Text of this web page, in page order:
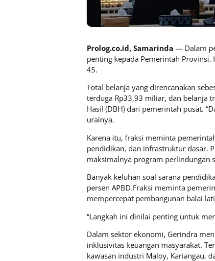
Prolog.co.id, Samarinda — Dalam
penting kepada Pemerintah
45.
Total belanja yang direncanakan
terduga Rp33,93 miliar, dan belanja
Hasil (DBH) dari pemerintah pusat.
urainya.
Karena itu, fraksi meminta
pendidikan, dan infrastruktur dasar.
maksimalnya program perlindungan
Banyak keluhan soal sarana
persen APBD.Fraksi meminta
mempercepat pembangunan balai
“Langkah ini dinilai penting untuk
Dalam sektor ekonomi, Gerindra
inklusivitas keuangan masyarakat.
kawasan industri Maloy, Kariangau,